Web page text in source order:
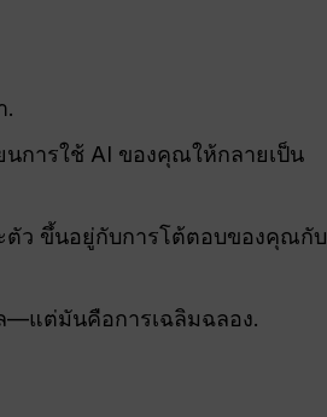
.
การใช้ AI ของคุณให้กลายเป็น
ตัว ขึ้นอยู่กับการโต้ตอบของคุณกับ
—แต่มันคือการเฉลิมฉลอง.